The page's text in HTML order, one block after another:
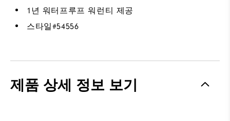
1년 워터프루프 워런티 제공
스타일#54556
제품 상세 정보 보기